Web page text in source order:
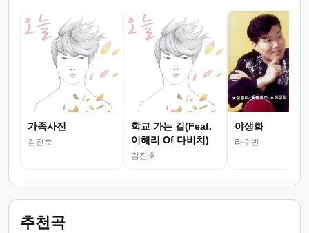
가족사진
김진호
학교 가는 길(Feat.
이해리 Of 다비치)
김진호
야생화
라수빈
추천곡